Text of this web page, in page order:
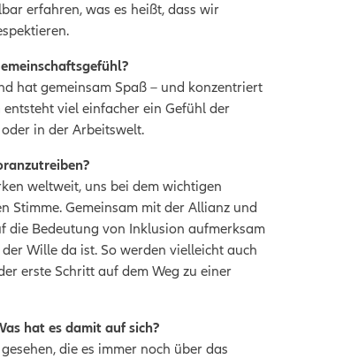
erfahren, was es heißt, dass wir
hat gemeinsam Spaß – und konzentriert
viel einfacher ein Gefühl der
in der Arbeitswelt.
weltweit, uns bei dem wichtigen
Stimme. Gemeinsam mit der Allianz und
die Bedeutung von Inklusion aufmerksam
Wille da ist. So werden vielleicht auch
erste Schritt auf dem Weg zu einer
hat es damit auf sich?
die es immer noch über das